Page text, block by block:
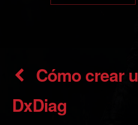
Cómo crear un informe
DxDiag